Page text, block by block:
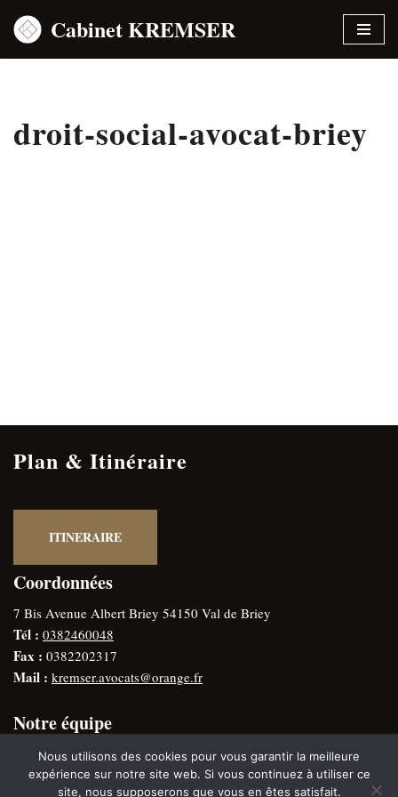
Aller
Cabinet KREMSER
droit-social-avocat-briey
Plan & Itinéraire
ITINERAIRE
Coordonnées
7 Bis Avenue Albert Briey 54150 Val de Briey
Tél : 0382460048
Fax : 0382202317
Mail : kremser.avocats@orange.fr
Notre équipe
Thomas KREMSER– Avocat membre du conseil de l’Ordre
Gérard KREMSER– Avocat ancien vice-bâtonnier
Nous utilisons des cookies pour vous garantir la meilleure
expérience sur notre site web. Si vous continuez à utiliser ce
site, nous supposerons que vous en êtes satisfait.